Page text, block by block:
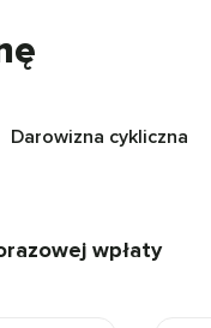
Darowizna cykliczna
wpłaty